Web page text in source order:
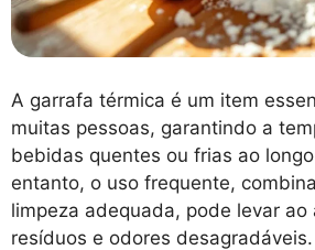
A garrafa térmica é um item
muitas pessoas, garantindo a
bebidas quentes ou frias ao
entanto, o uso frequente,
limpeza adequada, pode levar ao
resíduos e odores